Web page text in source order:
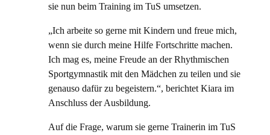
sie nun beim Training im TuS umsetzen.
„Ich arbeite so gerne mit Kindern und freue mich,
wenn sie durch meine Hilfe Fortschritte machen.
Ich mag es, meine Freude an der Rhythmischen
Sportgymnastik mit den Mädchen zu teilen und sie
genauso dafür zu begeistern.“, berichtet Kiara im
Anschluss der Ausbildung.
Auf die Frage, warum sie gerne Trainerin im TuS